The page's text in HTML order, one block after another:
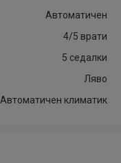
Автоматичен
4/5 врати
5 седалки
Ляво
Автоматичен климатик